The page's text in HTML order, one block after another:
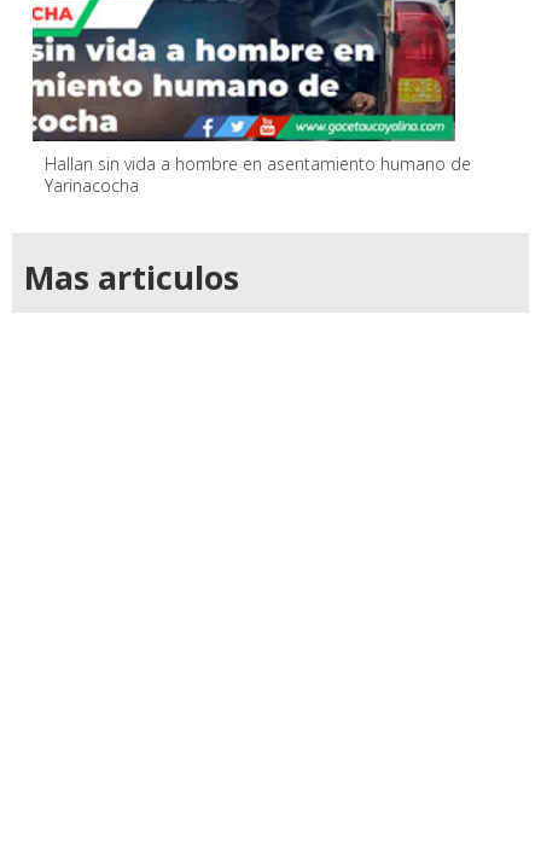
Hallan sin vida a hombre en asentamiento humano de
Yarinacocha
Mas articulos